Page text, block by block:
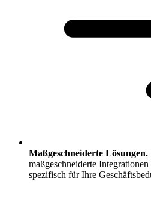
Maßgeschneiderte Lösungen.
maßgeschneiderte
spezifisch für Ihre